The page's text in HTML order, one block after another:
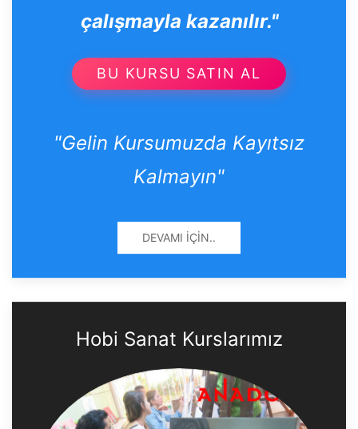
çalışmayla kazanılır."
BU KURSU SATIN AL
"Gelin Kursumuzda Kayıtsız
Kalmayın"
DEVAMI İÇIN..
Hobi Sanat Kurslarımız